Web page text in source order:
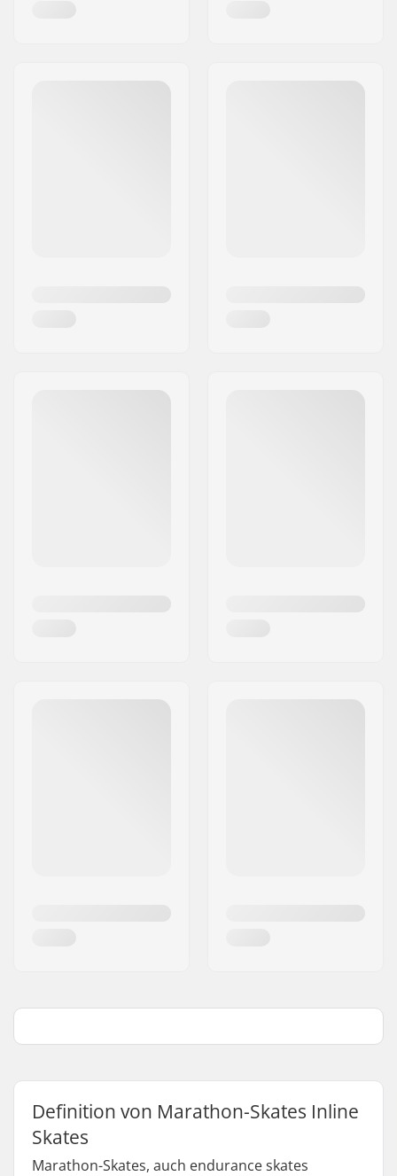
Definition von Marathon-Skates Inline
Skates
Marathon-Skates, auch endurance skates